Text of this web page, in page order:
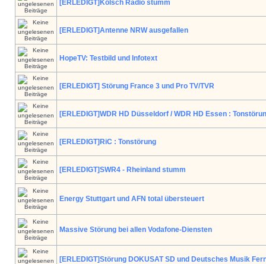
[ERLEDIGT]Kölsch Radio stumm
[ERLEDIGT]Antenne NRW ausgefallen
HopeTV: Testbild und Infotext
[ERLEDIGT] Störung France 3 und Pro TV/TVR
[ERLEDIGT]WDR HD Düsseldorf / WDR HD Essen :
[ERLEDIGT]RiC : Tonstörung
[ERLEDIGT]SWR4 - Rheinland stumm
Energy Stuttgart und AFN total übersteuert
Massive Störung bei allen Vodafone-Diensten
[ERLEDIGT]Störung DOKUSAT SD und Deutsches Musik